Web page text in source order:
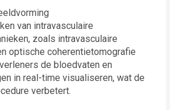
van intravasculaire
zoals intravasculaire
optische coherentietomografie
de bloedvaten en
in real-time visualiseren, wat de
verbetert.